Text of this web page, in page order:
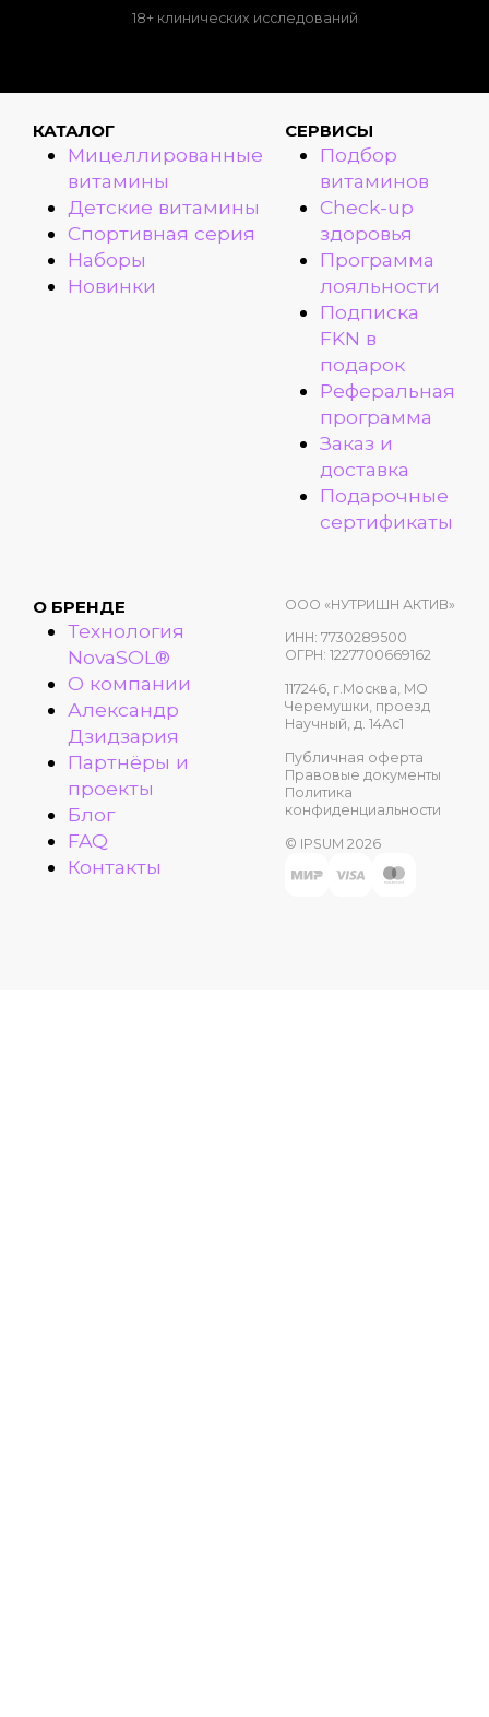
18+ клинических исследований
КАТАЛОГ
Мицеллированные
витамины
Детские витамины
Спортивная серия
Наборы
Новинки
СЕРВИСЫ
Подбор
витаминов
Check-up
здоровья
Программа
лояльности
Подписка
FKN в
подарок
Реферальная
программа
Заказ и
доставка
Подарочные
сертификаты
О БРЕНДЕ
Технология
NovaSOL®
О компании
Александр
Дзидзария
Партнёры и
проекты
Блог
FAQ
Контакты
ООО «НУТРИШН АКТИВ»
ИНН: 7730289500
ОГРН: 1227700669162
117246, г.Москва, МО
Черемушки, проезд
Научный, д. 14Ас1
Публичная оферта
Правовые документы
Политика
конфиденциальности
© IPSUM 2026